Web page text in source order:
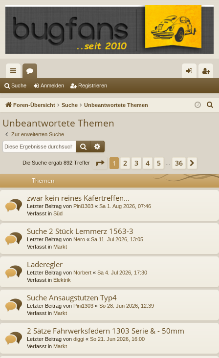
ch
ne
riff
en m ist
Suche Anmelden Registrieren
Foren-Übersicht Suche Unbeantwortete Themen
Unbeantwortete Themen
Zur erweiterten Suche
Suche
Die Suche ergab 892 Treffer Seite 1 von 36
1 2 3 4 5 36
Themen
zwar kein reines Käfertreffen...
Letzter Beitrag von Pini1303 « Sa 1. Aug 2026, 07:46
Verfasst in Süd
Suche 2 Stück Lemmerz 1563-3
Letzter Beitrag von Nero « Sa 11. Jul 2026, 13:05
Verfasst in Markt
Laderegler
Letzter Beitrag von Norbert « Sa 4. Jul 2026, 17:30
Verfasst in Elektrik
Suche Ansaugstutzen Typ4
Letzter Beitrag von Pini1303 « So 28. Jun 2026, 12:39
Verfasst in Markt
2 Sätze Fahrwerksfedern 1303 Serie & - 50mm
Letzter Beitrag von diggi « So 21. Jun 2026, 16:00
Verfasst in Markt